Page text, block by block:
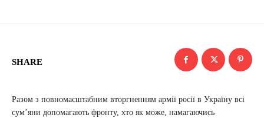
SHARE
Разом з повномасштабним вторгненням армії росії в Україну всі
сум’яни допомагають фронту, хто як може, намагаючись